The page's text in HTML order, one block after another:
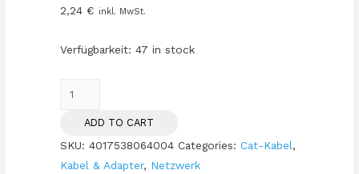
2,24€ inkl. MwSt.
Verfügbarkeit: 47 in stock
RJ45
S/FTP
2m
ADD TO CART
SKU:4017538064004 Categories:Cat-Kabel,
Kabel & Adapter, Netzwerk